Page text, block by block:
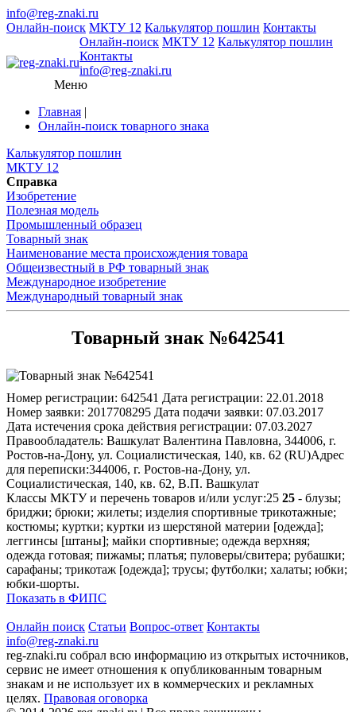
info@reg-znaki.ru
Онлайн-поиск МКТУ 12 Калькулятор пошлин Контакты
Онлайн-поиск МКТУ 12 Калькулятор пошлин
Контакты
info@reg-znaki.ru
Меню
Главная |
Онлайн-поиск товарного знака
Калькулятор пошлин
МКТУ 12
Справка
Изобретение
Полезная модель
Промышленный образец
Товарный знак
Наименование места происхождения товара
Общеизвестный в РФ товарный знак
Международное изобретение
Международный товарный знак
Товарный знак №642541
Номер регистрации: 642541 Дата регистрации: 22.01.2018
Номер заявки: 2017708295 Дата подачи заявки: 07.03.2017
Дата истечения срока действия регистрации: 07.03.2027
Правообладатель: Вашкулат Валентина Павловна, 344006, г.
Ростов-на-Дону, ул. Социалистическая, 140, кв. 62 (RU)Адрес
для переписки:344006, г. Ростов-на-Дону, ул.
Социалистическая, 140, кв. 62, В.П. Вашкулат
Классы МКТУ и перечень товаров и/или услуг:25 25 - блузы;
бриджи; брюки; жилеты; изделия спортивные трикотажные;
костюмы; куртки; куртки из шерстяной материи [одежда];
леггинсы [штаны]; майки спортивные; одежда верхняя;
одежда готовая; пижамы; платья; пуловеры/свитера; рубашки;
сарафаны; трикотаж [одежда]; трусы; футболки; халаты; юбки;
юбки-шорты.
Показать в ФИПС
Онлайн поиск Статьи Вопрос-ответ Контакты
info@reg-znaki.ru
reg-znaki.ru собрал всю информацию из открытых источников,
сервис не имеет отношения к опубликованным товарным
знакам и не использует их в коммерческих и рекламных
целях. Правовая оговорка